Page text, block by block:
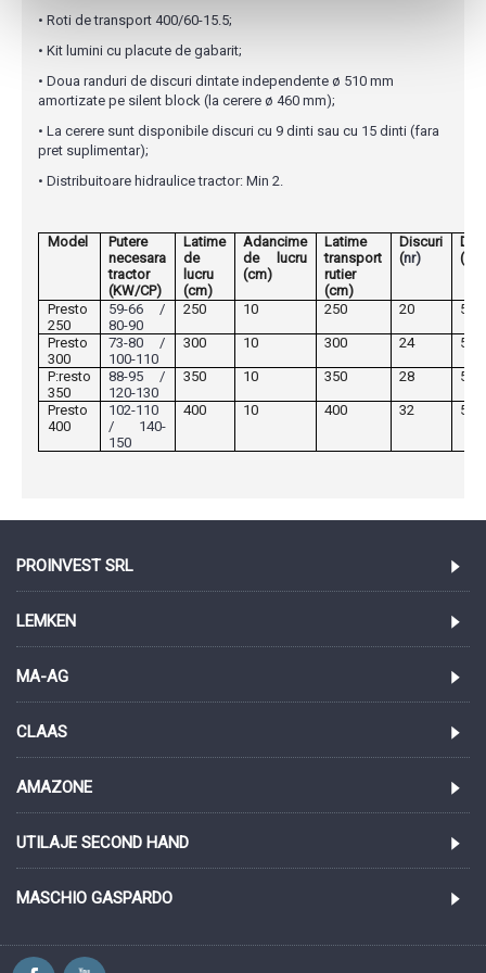
• Roti de transport 400/60-15.5;
• Kit lumini cu placute de gabarit;
• Doua randuri de discuri dintate independente ø 510 mm
amortizate pe silent block (la cerere ø 460 mm);
• La cerere sunt disponibile discuri cu 9 dinti sau cu 15 dinti (fara
pret suplimentar);
• Distribuitoare hidraulice tractor: Min 2.
Model
Putere
necesara
tractor
(KW/CP)
Latime
de
lucru
(cm)
Adancime
de lucru
(cm)
Latime
transport
rutier
(cm)
Discuri
(nr)
(ø)
Presto
250
59-66 /
80-90
250 10 250 20 510
Presto
300
73-80 /
100-110
300 10 300 24 510
P:resto
350
88-95 /
120-130
350 10 350 28 510
Presto
400
102-110
/ 140-
150
400 10 400 32 510
PROINVEST SRL
LEMKEN
MA-AG
CLAAS
AMAZONE
UTILAJE SECOND HAND
MASCHIO GASPARDO